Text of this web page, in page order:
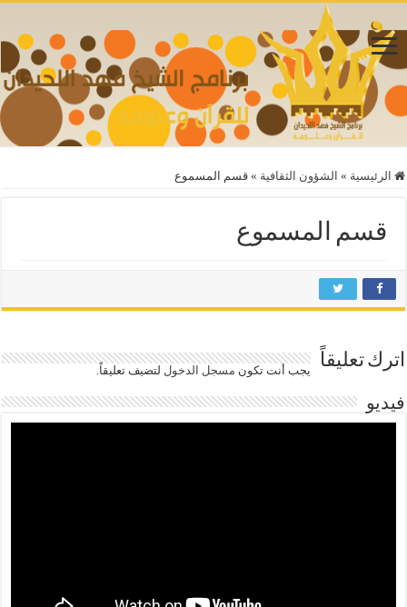
الرئيسية » الشؤون الثقافية » قسم المسموع
قسم المسموع
اترك تعليقاً يجب أنت تكون مسجل الدخول لتضيف تعليقاً.
فيديو